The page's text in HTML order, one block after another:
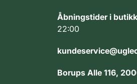
Åbningstider i
22:00
Borups Alle 116,